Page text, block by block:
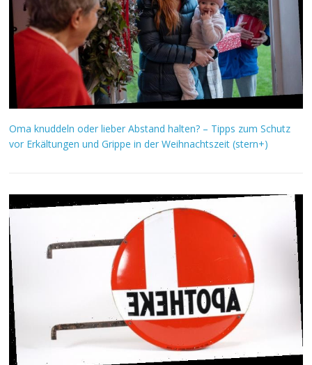
Oma knuddeln oder lieber Abstand halten? – Tipps zum Schutz
vor Erkältungen und Grippe in der Weihnachtszeit (stern+)